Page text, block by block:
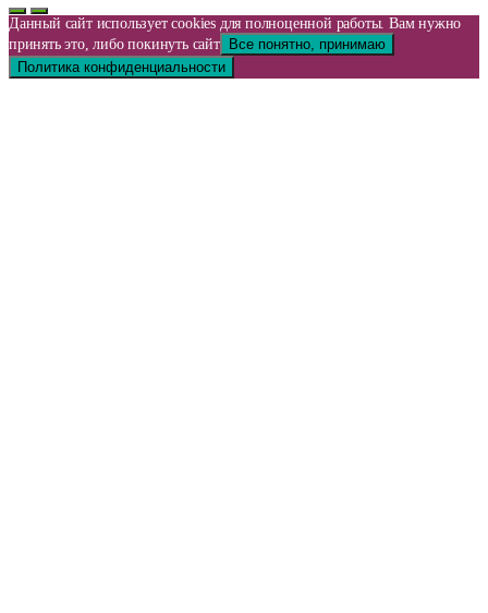
Данный сайт использует cookies для полноценной работы. Вам нужно
принять это, либо покинуть сайт
Все понятно, принимаю
Политика конфиденциальности